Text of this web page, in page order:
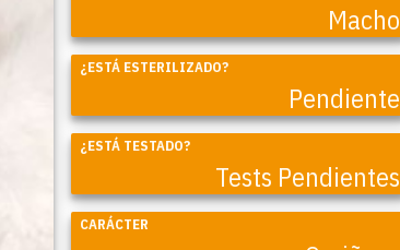
Macho
¿ESTÁ ESTERILIZADO?
Pendiente
¿ESTÁ TESTADO?
Tests Pendientes
CARÁCTER